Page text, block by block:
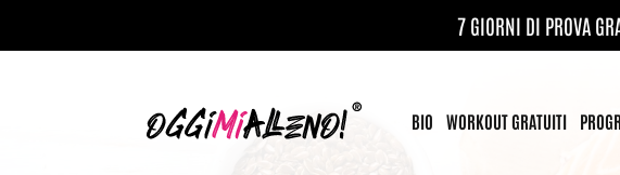
7 GIORNI DI PROVA
BIO WORKOUT GRATUITI